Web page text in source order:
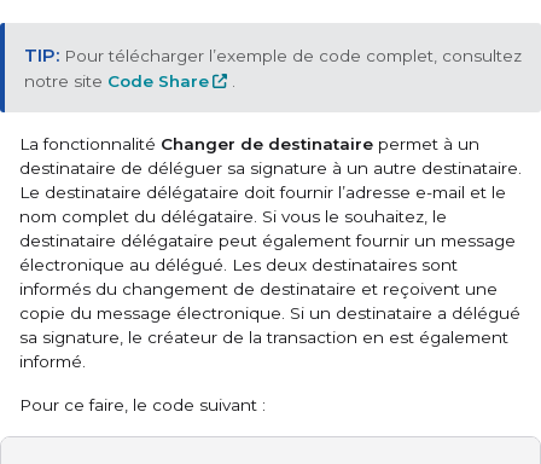
Pour télécharger l’exemple de code complet, consultez
notre site Code Share
La fonctionnalité Changer de destinataire permet à un
destinataire de déléguer sa signature à un autre destinataire.
Le destinataire délégataire doit fournir l’adresse e-mail et le
nom complet du délégataire. Si vous le souhaitez, le
destinataire délégataire peut également fournir un message
électronique au délégué. Les deux destinataires sont
informés du changement de destinataire et reçoivent une
copie du message électronique. Si un destinataire a délégué
sa signature, le créateur de la transaction en est également
informé.
Pour ce faire, le code suivant :